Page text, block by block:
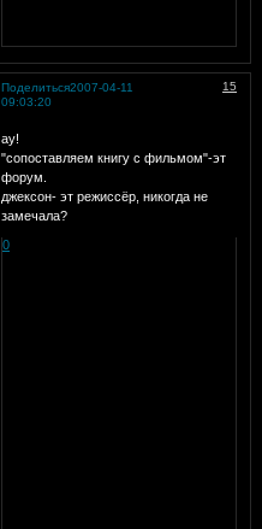
Поделиться 15
2007-04-11
09:03:20
ау!
"сопоставляем книгу с фильмом"-эт
форум.
джексон- эт режиссёр, никогда не
замечала?
0